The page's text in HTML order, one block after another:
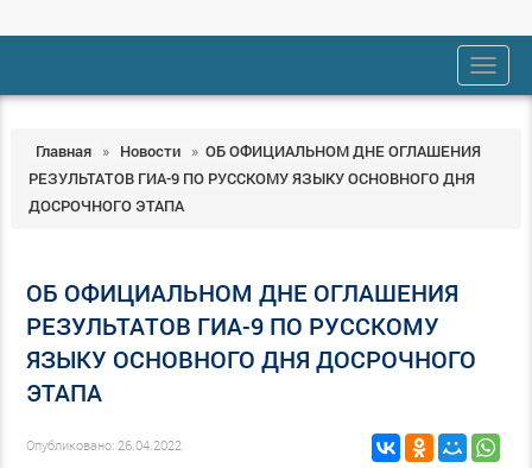
trk
Главная » Новости » ОБ ОФИЦИАЛЬНОМ ДНЕ ОГЛАШЕНИЯ
РЕЗУЛЬТАТОВ ГИА-9 ПО РУССКОМУ ЯЗЫКУ ОСНОВНОГО ДНЯ
ДОСРОЧНОГО ЭТАПА
ОБ ОФИЦИАЛЬНОМ ДНЕ ОГЛАШЕНИЯ
РЕЗУЛЬТАТОВ ГИА-9 ПО РУССКОМУ
ЯЗЫКУ ОСНОВНОГО ДНЯ ДОСРОЧНОГО
ЭТАПА
Опубликовано: 26.04.2022